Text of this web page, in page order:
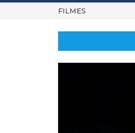
FILMES